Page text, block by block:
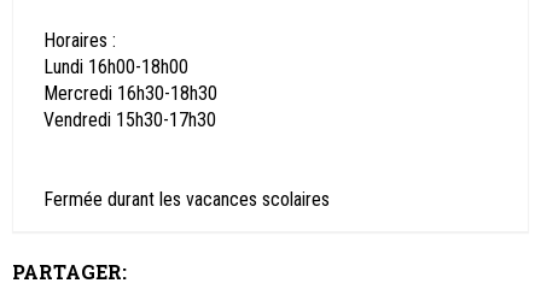
Horaires :
Lundi 16h00-18h00
Mercredi 16h30-18h30
Vendredi 15h30-17h30
Fermée durant les vacances scolaires
PARTAGER: